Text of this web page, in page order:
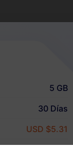
5 GB
30 Días
USD $5.31